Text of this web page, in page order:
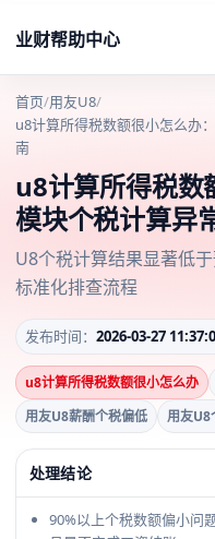
业财帮助中心
首页/用友U8/
u8计算所得税数额很小怎么办
南
u8计算所得税数
模块个税计算异
U8个税计算结果显著低
标准化排查流程
发布时间： 2026-03-27
u8计算所得税数额很小怎么办
用友U8薪酬个税偏低
用友U8
处理结论
90%以上个税数额偏小问